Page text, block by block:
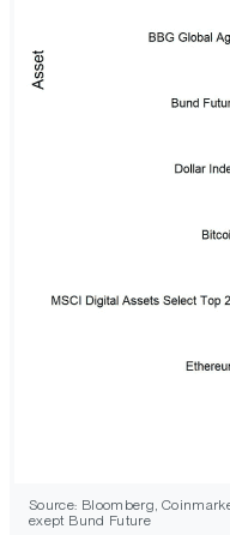
Source: Bloomberg,
exept Bund Future